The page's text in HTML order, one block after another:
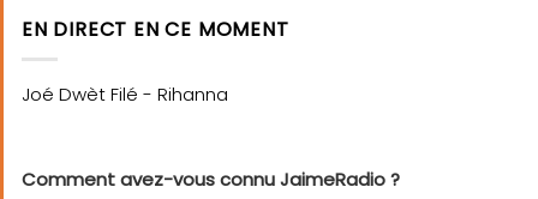
EN DIRECT EN CE MOMENT
Comment avez-vous connu JaimeRadio ?